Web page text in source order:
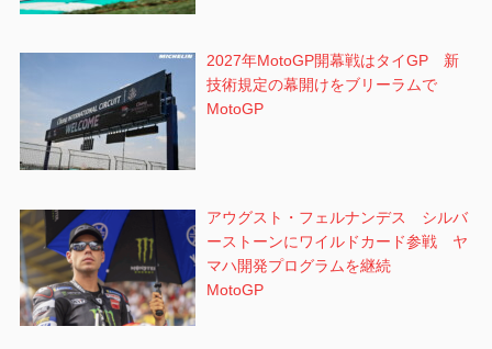
2027年MotoGP開幕戦はタイGP 新
技術規定の幕開けをブリーラムで
MotoGP
アウグスト・フェルナンデス シルバ
ーストーンにワイルドカード参戦 ヤ
マハ開発プログラムを継続
MotoGP